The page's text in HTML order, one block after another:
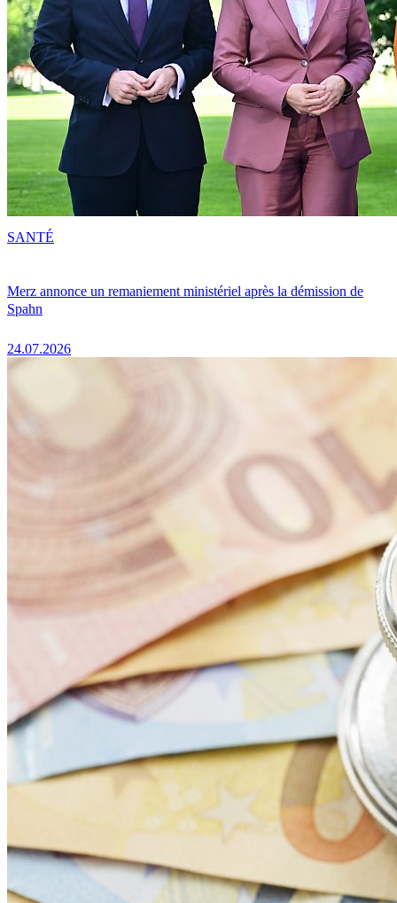
Merz annonce un remaniement ministériel après la démission de
Spahn
24.07.2026
SANTÉ